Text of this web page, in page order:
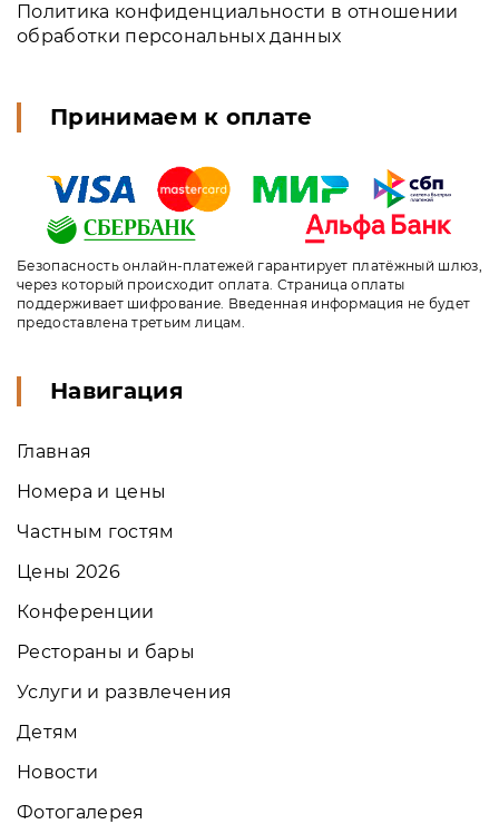
Политика конфиденциальности в отношении
обработки персональных данных
Принимаем к оплате
Безопасность онлайн-платежей гарантирует платёжный шлюз,
через который происходит оплата. Страница оплаты
поддерживает шифрование. Введенная информация не будет
предоставлена третьим лицам.
Навигация
Главная
Номера и цены
Частным гостям
Цены 2026
Конференции
Рестораны и бары
Услуги и развлечения
Детям
Новости
Фотогалерея